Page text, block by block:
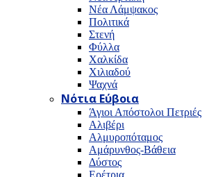
Νέα Λάμψακος
Πολιτικά
Στενή
Φύλλα
Χαλκίδα
Χιλιαδού
Ψαχνά
Νότια Εύβοια
Άγιοι Απόστολοι Πετριές
Αλιβέρι
Αλμυροπόταμος
Αμάρυνθος-Βάθεια
Δύστος